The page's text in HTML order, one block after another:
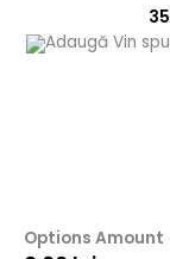
Options Amount